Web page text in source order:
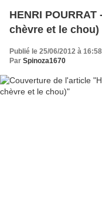
HENRI
chèvre et le chou)
Publié le 25/06/2012 à 16:58
Par Spinoza1670